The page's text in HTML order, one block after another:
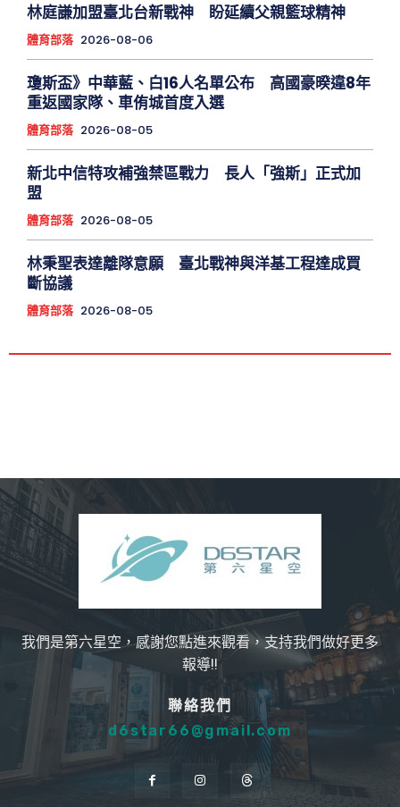
林庭謙加盟臺北台新戰神 盼延續父親籃球精神
體育部落 2026-08-06
瓊斯盃》中華藍、白16人名單公布 高國豪暌違8年
重返國家隊、車侑城首度入選
體育部落 2026-08-05
新北中信特攻補強禁區戰力 長人「強斯」正式加
盟
體育部落 2026-08-05
林秉聖表達離隊意願 臺北戰神與洋基工程達成買
斷協議
體育部落 2026-08-05
我們是第六星空，感謝您點進來觀看，支持我們做好更多
報導!!
聯絡我們
d6star66@gmail.com